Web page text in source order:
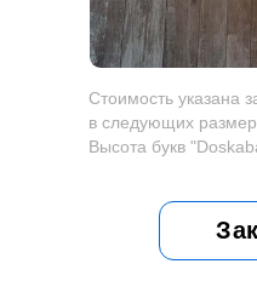
Стоимость указана
в следующих
Высота букв